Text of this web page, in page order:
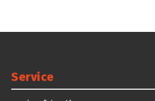
Service